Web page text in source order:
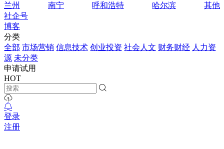
兰州
南宁 呼和浩特 哈尔滨
其他
社企号
博客
分类
全部 市场营销 信息技术 创业投资 社会人文 财务财经 人力资
源 未分类
申请试用
HOT
登录
注册